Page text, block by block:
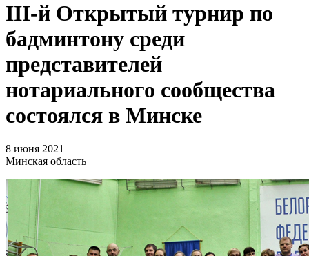
III-й Открытый турнир по
бадминтону среди
представителей
нотариального сообщества
состоялся в Минске
8 июня 2021
Минская область